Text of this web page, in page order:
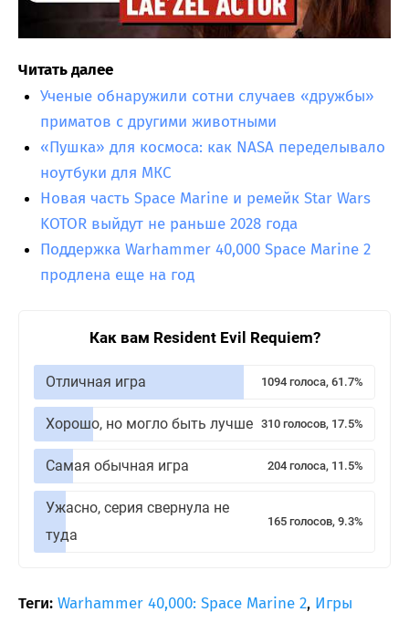
Читать далее
Ученые обнаружили сотни случаев «дружбы»
приматов с другими животными
«Пушка» для космоса: как NASA переделывало
ноутбуки для МКС
Новая часть Space Marine и ремейк Star Wars
KOTOR выйдут не раньше 2028 года
Поддержка Warhammer 40,000 Space Marine 2
продлена еще на год
Как вам Resident Evil Requiem?
Отличная игра 1094 голоса, 61.7%
Хорошо, но могло быть лучше 310 голосов, 17.5%
Самая обычная игра 204 голоса, 11.5%
Ужасно, серия свернула не
туда
165 голосов, 9.3%
Теги: Warhammer 40,000: Space Marine 2, Игры